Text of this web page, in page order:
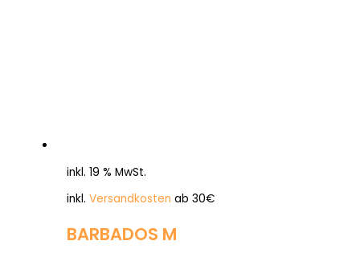
inkl. 19 % MwSt.
inkl. Versandkosten ab 30€
BARBADOS M